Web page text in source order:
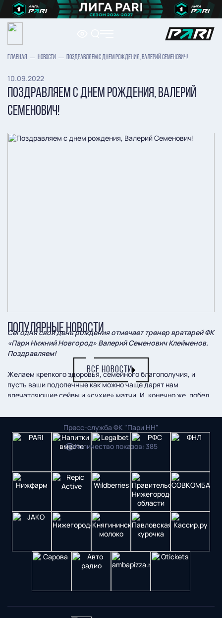
ГЛАВНАЯ НОВОСТИ ПОЗДРАВЛЯЕМ С ДНЕМ РОЖДЕНИЯ, ВАЛЕРИЙ СЕМЕНОВИЧ!
10.09.2022
ПОЗДРАВЛЯЕМ С ДНЕМ РОЖДЕНИЯ, ВАЛЕРИЙ
СЕМЕНОВИЧ!
Сегодня свой день рождения отмечает тренер вратарей ФК
«Пари Нижний Новгород» Валерий Семенович Клейменов.
Поздравляем!
Желаем крепкого здоровья, семейного благополучия, и
пусть ваши подопечные как можно чаще дарят нам
впечатляющие сейвы и «сухие» матчи. И, конечно же, побед
Пресс-служба ФК "Пари НН"
Количество показов: 385
ПОПУЛЯРНЫЕ НОВОСТИ
ВСЕ НОВОСТИ